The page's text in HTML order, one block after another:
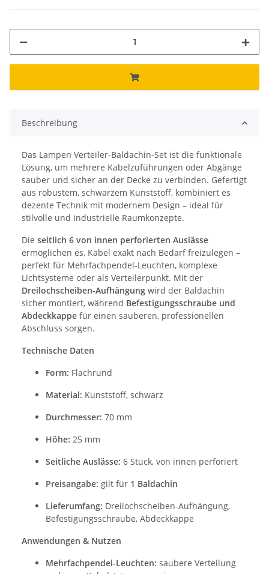
Beschreibung
Das Lampen Verteiler-Baldachin-Set ist die funktionale
Lösung, um mehrere Kabelzuführungen oder Abgänge
sauber und sicher an der Decke zu verbinden. Gefertigt
aus robustem, schwarzem Kunststoff, kombiniert es
dezente Technik mit modernem Design – ideal für
stilvolle und industrielle Raumkonzepte.
Die seitlich 6 von innen perforierten Auslässe
ermöglichen es, Kabel exakt nach Bedarf freizulegen –
perfekt für Mehrfachpendel-Leuchten, komplexe
Lichtsysteme oder als Verteilerpunkt. Mit der
Dreilochscheiben-Aufhängung wird der Baldachin
sicher montiert, während Befestigungsschraube und
Abdeckkappe für einen sauberen, professionellen
Abschluss sorgen.
Technische Daten
Form: Flachrund
Material: Kunststoff, schwarz
Durchmesser: 70 mm
Höhe: 25 mm
Seitliche Auslässe: 6 Stück, von innen perforiert
Preisangabe: gilt für 1 Baldachin
Lieferumfang: Dreilochscheiben-Aufhängung,
Befestigungsschraube, Abdeckkappe
Anwendungen & Nutzen
Mehrfachpendel-Leuchten: saubere Verteilung